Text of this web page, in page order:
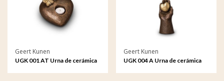
Geert Kunen
UGK 001 AT Urna de cerámica
Geert Kunen
UGK 004 A Urna de cerámica